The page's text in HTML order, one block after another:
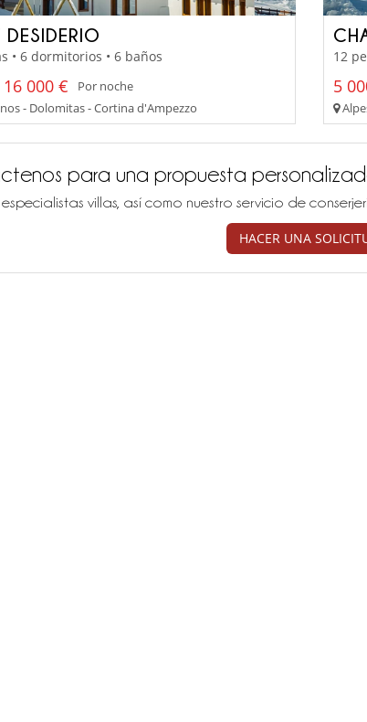
DESIDERIO
• 6 dormitorios • 6 baños
000 €
Por noche
- Dolomitas - Cortina d'Ampezzo
12
5
para una propuesta
especialistas villas, así como nuestro servicio de
HACER UNA